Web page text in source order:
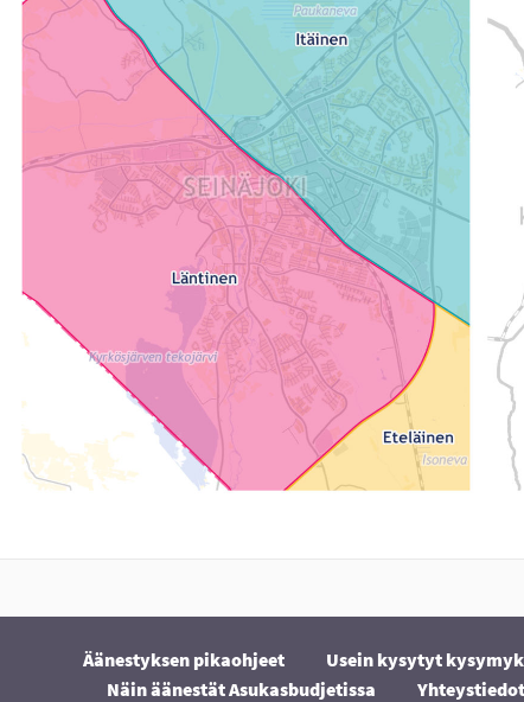
Äänestyksen pikaohjeet
Usein kysytyt
Näin äänestät Asukasbudjetissa
Yhteystiedot